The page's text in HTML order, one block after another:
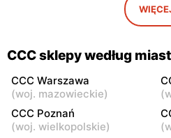
CCC
Łomianki, ul. Brukowa 25
CCC
Pruszków, ul. Henryka
Sienkiewicza 19
CCC sklepy według miast
CCC Warszawa
(woj. mazowieckie)
(
CCC Poznań
(woj. wielkopolskie)
(